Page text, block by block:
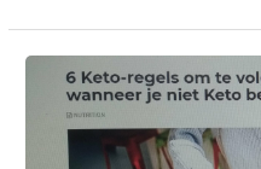
Keto-
regels